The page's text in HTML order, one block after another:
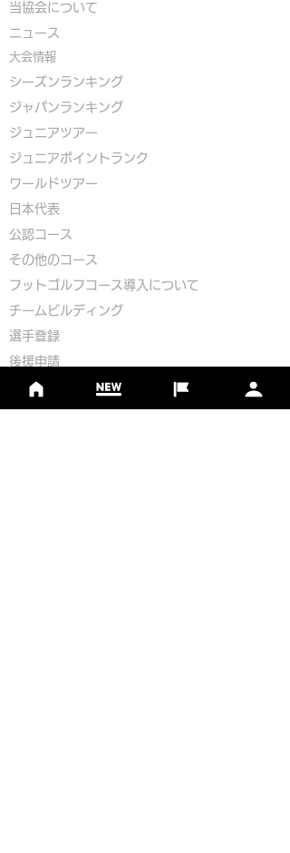
​当協会について
​ニュース
大会情報
シーズンランキング
ジャパンランキング
ジュニアツアー
ジュニアポイントランク
​ワールドツアー
​​日本代表
公認コース
​その他のコース
​ フットゴルフコース導入について
​チームビルディング
選手登録​
​後援申請
​イベント依頼
プライバシーポリシー